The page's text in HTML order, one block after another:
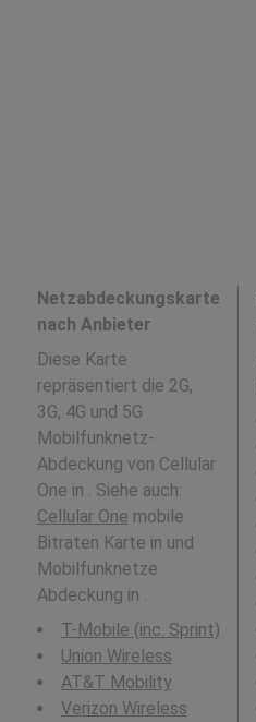
Netzabdeckungskarte
nach Anbieter
Diese Karte
repräsentiert die 2G,
3G, 4G und 5G
Mobilfunknetz-
Abdeckung von Cellular
One in . Siehe auch:
Cellular One mobile
Bitraten Karte in und
Mobilfunknetze
Abdeckung in .
T-Mobile (inc. Sprint)
Union Wireless
AT&T Mobility
Verizon Wireless